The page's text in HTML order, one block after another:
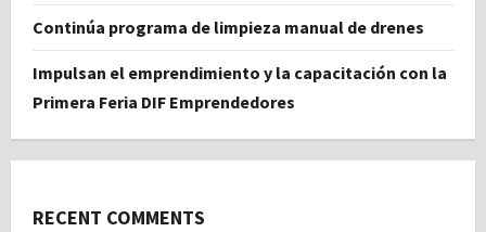
Continúa programa de limpieza manual de drenes
Impulsan el emprendimiento y la capacitación con la
Primera Feria DIF Emprendedores
RECENT COMMENTS